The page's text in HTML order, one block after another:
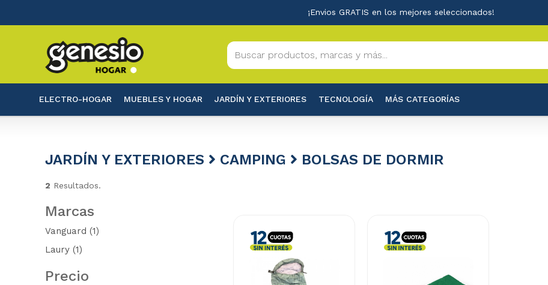
¡Envios GRATIS en los mejores seleccionados!
ELECTRO-HOGAR MUEBLES Y HOGAR JARDÍN Y EXTERIORES TECNOLOGÍA MÁS CATEGORÍAS
JARDÍN Y EXTERIORES CAMPING BOLSAS DE DORMIR
2 Resultados.
Marcas
Vanguard (1)
Laury(1)
Precio